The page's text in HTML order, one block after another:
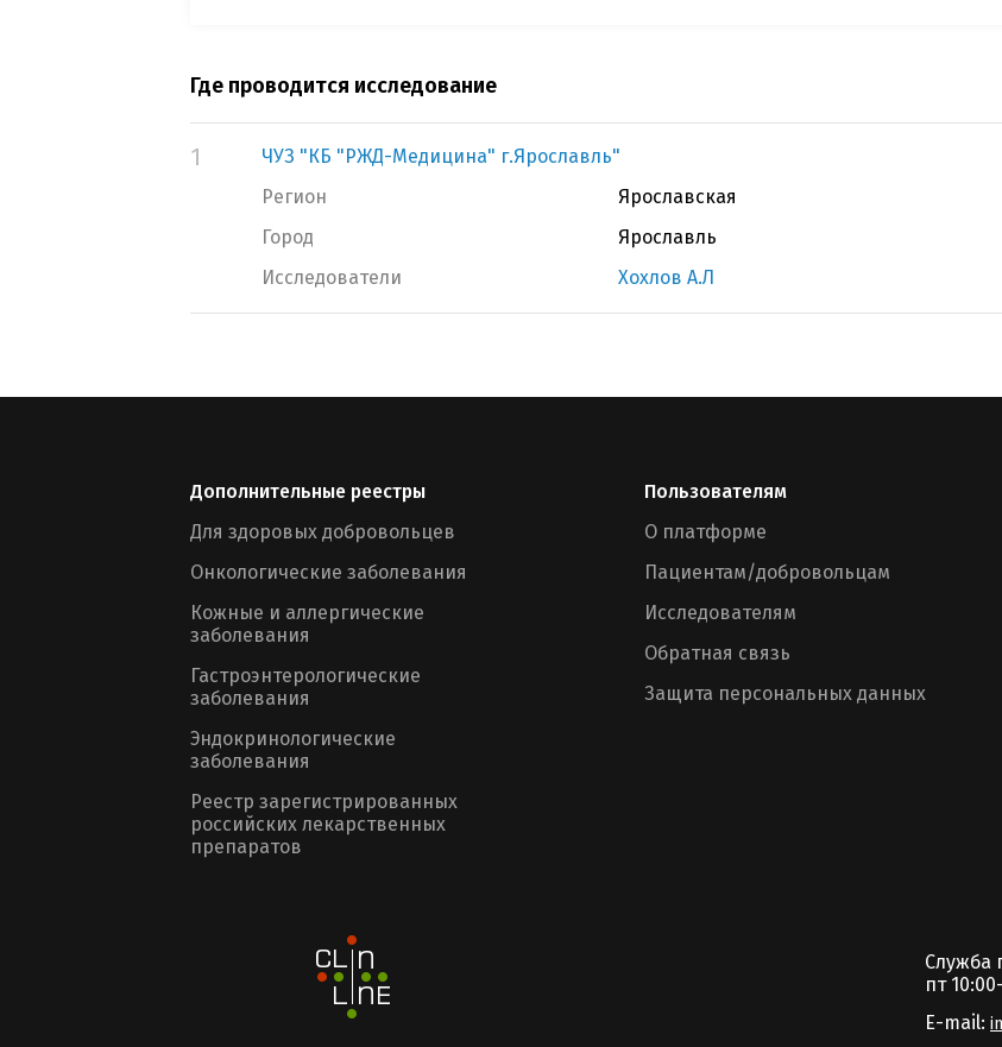
Где проводится исследование
1
ЧУЗ "КБ "РЖД-Медицина" г.Ярославль"
Регион
Ярославская
Город
Ярославль
Исследователи
Хохлов А.Л
Дополнительные реестры
Для здоровых добровольцев
Онкологические заболевания
Кожные и аллергические
заболевания
Гастроэнтерологические
заболевания
Эндокринологические
заболевания
Реестр зарегистрированных
российских лекарственных
препаратов
Пользователям
О платформе
Пациентам/добровольцам
Исследователям
Обратная связь
Защита персональных данных
Служба
пт
E-mail: